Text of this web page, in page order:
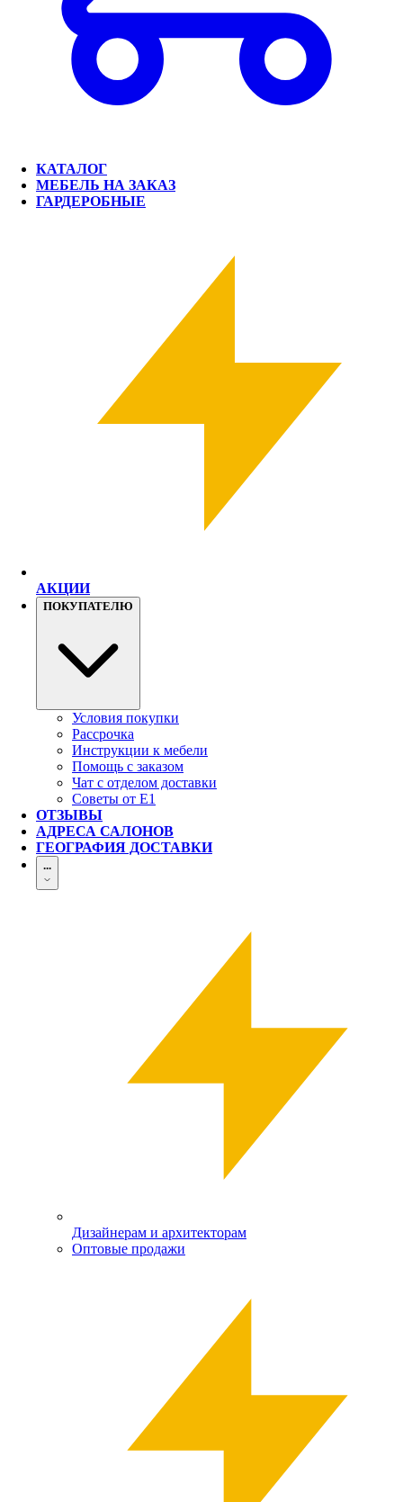
КАТАЛОГ
МЕБЕЛЬ НА ЗАКАЗ
ГАРДЕРОБНЫЕ
АКЦИИ
ПОКУПАТЕЛЮ
Условия покупки
Рассрочка
Инструкции к мебели
Помощь с заказом
Чат с отделом доставки
Советы от Е1
ОТЗЫВЫ
АДРЕСА САЛОНОВ
ГЕОГРАФИЯ ДОСТАВКИ
...
Дизайнерам и архитекторам
Оптовые продажи